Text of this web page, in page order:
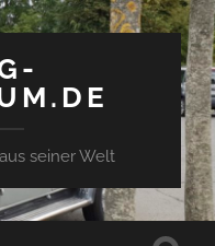
seiner Welt